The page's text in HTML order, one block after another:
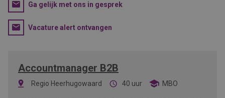
Ga gelijk met ons in gesprek
Vacature alert ontvangen
Accountmanager B2B
Regio Heerhugowaard 40 uur MBO